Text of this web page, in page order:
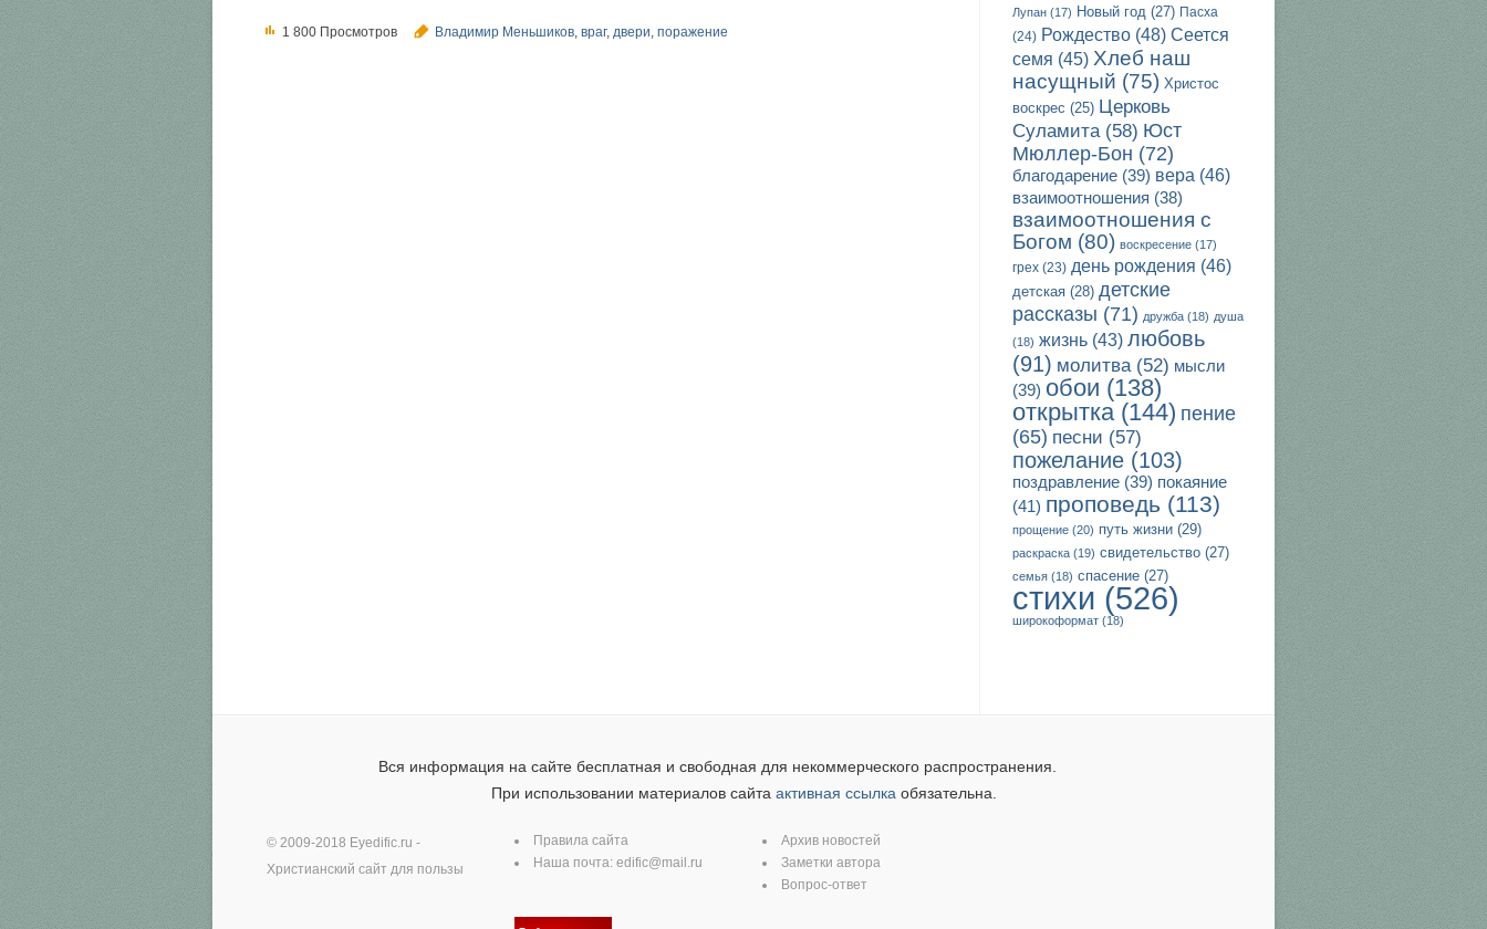
1 800 Просмотров Владимир Меньшиков, враг, двери, поражение
Лупан (17) Новый год (27) Пасха
(24) Рождество (48) Сеется
семя (45) Хлеб наш
насущный (75) Христос
воскрес (25) Церковь
Суламита(58) Юст
Мюллер-Бон (72)
благодарение (39) вера (46)
взаимоотношения (38)
взаимоотношения с
Богом (80) воскресение (17)
грех (23) день рождения (46)
детская (28) детские
рассказы (71) дружба (18) душа
(18) жизнь (43) любовь
(91) молитва(52) мысли
(39) обои (138)
открытка(144) пение
(65) песни (57)
пожелание (103)
поздравление (39) покаяние
(41) проповедь (113)
прощение (20) путь жизни (29)
раскраска (19) свидетельство (27)
семья (18) спасение (27)
стихи (526)
широкоформат (18)
Вся информация на сайте бесплатная и свободная для некоммерческого распространения.
При использовании материалов сайта активная ссылка обязательна.
© 2009-2018 Eyedific.ru -
Христианский сайт для пользы
Правила сайта
Наша почта: edific@mail.ru
Архив новостей
Заметки автора
Вопрос-ответ